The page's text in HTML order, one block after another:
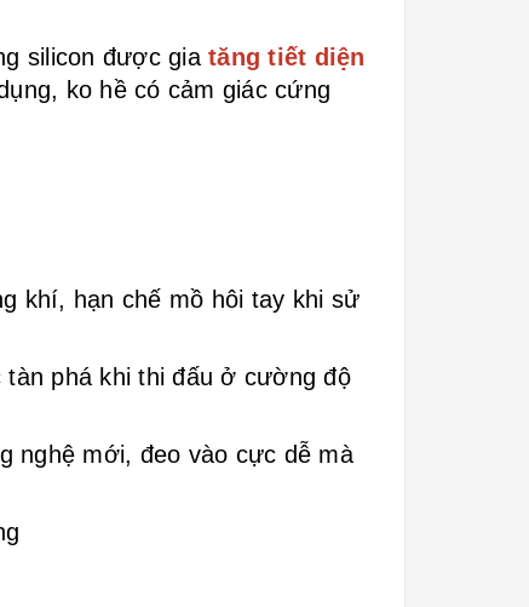
silicon được gia tăng tiết diện
ko hề có cảm giác cứng
khí, hạn chế mồ hôi tay khi sử
phá khi thi đấu ở cường độ
nghệ mới, đeo vào cực dễ mà